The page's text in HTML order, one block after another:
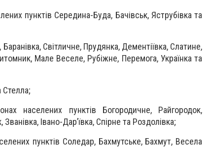
пунктів Середина-Буда, Бачівськ, Яструбівка та
Світличне, Прудянка, Дементіївка, Слатине,
Мале Веселе, Рубіжне, Перемога, Українка та
Стелла;
населених пунктів Богородичне, Райгородок,
Івано-Дар’ївка, Спірне та Роздолівка;
пунктів Соледар, Бахмутське, Бахмут, Весела